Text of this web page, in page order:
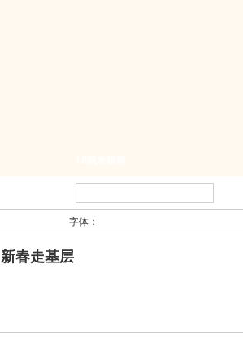
字体：
新春走基层